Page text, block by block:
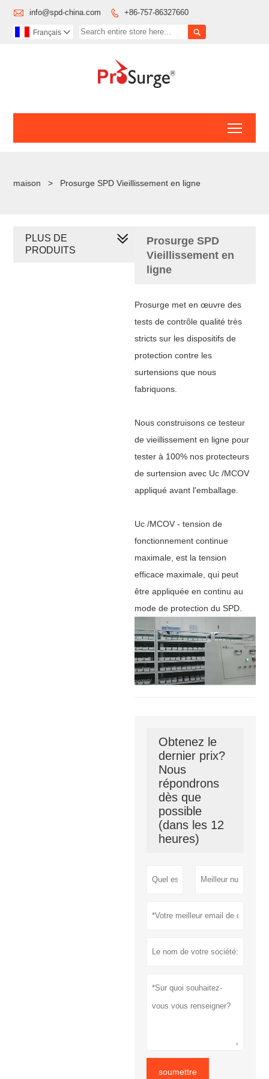
 info@spd-china.com  +86-757-86327660

Français 
maison > Prosurge SPD Vieillissement en ligne
Prosurge SPD
Vieillissement en
ligne
Prosurge met en œuvre des
tests de contrôle qualité très
stricts sur les dispositifs de
protection contre les
surtensions que nous
fabriquons.
Nous construisons ce testeur
de vieillissement en ligne pour
tester à 100% nos protecteurs
de surtension avec Uc /MCOV
appliqué avant l'emballage.
Uc /MCOV - tension de
fonctionnement continue
maximale, est la tension
efficace maximale, qui peut
être appliquée en continu au
mode de protection du SPD.
Obtenez le
dernier prix?
Nous
répondrons
dès que
possible
(dans les 12
heures)
soumettre
PLUS DE
PRODUITS